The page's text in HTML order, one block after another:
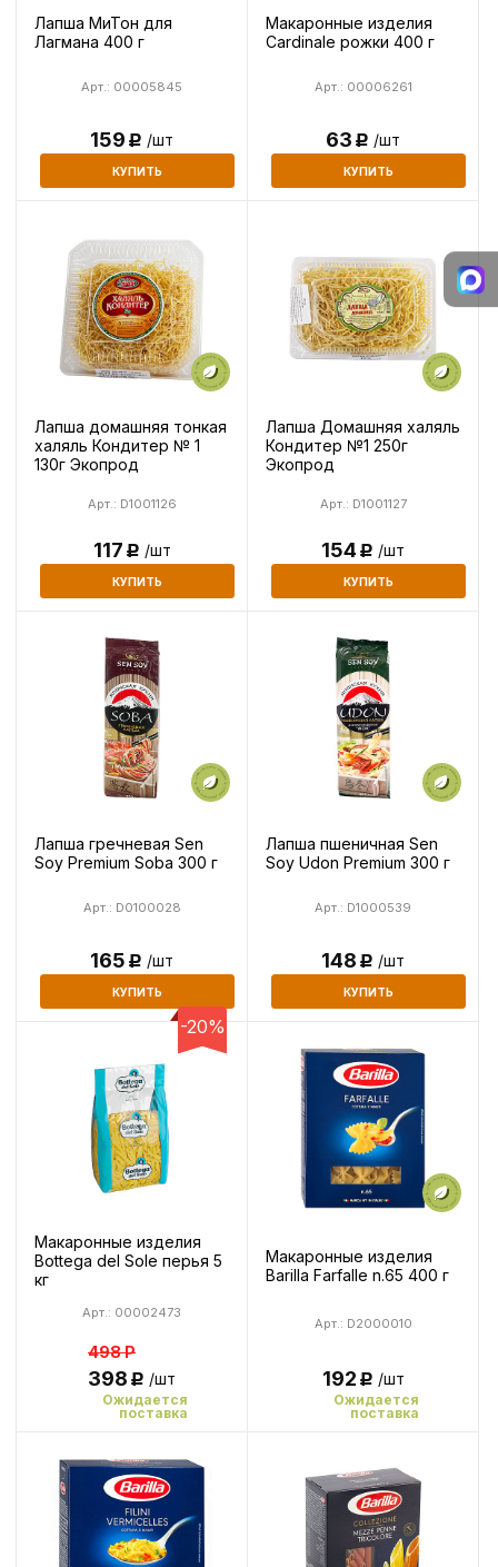
Лапша МиТон для
Лагмана 400 г
Арт.: 00005845
159Р /шт
КУПИТЬ
Макаронные изделия
Cardinale рожки 400 г
Арт.: 00006261
63Р /шт
КУПИТЬ
Лапша домашняя тонкая
халяль Кондитер № 1
130г Экопрод
Арт.: D1001126
117Р /шт
КУПИТЬ
Лапша Домашняя халяль
Кондитер №1 250г
Экопрод
Арт.: D1001127
154Р /шт
КУПИТЬ
Лапша гречневая Sen
Soy Premium Soba 300 г
Арт.: D0100028
165Р /шт
КУПИТЬ
Лапша пшеничная Sen
Soy Udon Premium 300 г
Арт.: D1000539
148Р /шт
КУПИТЬ
-20%
Макаронные изделия
Bottega del Sole перья 5
кг
Арт.: 00002473
498Р
398Р /шт
Ожидается
поставка
Макаронные изделия
Barilla Farfalle n.65 400 г
Арт.: D2000010
192Р /шт
Ожидается
поставка